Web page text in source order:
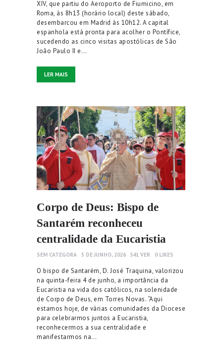
XIV, que partiu do Aeroporto de Fiumicino, em
Roma, às 8h13 (horário local) deste sábado,
desembarcou em Madrid às 10h12. A capital
espanhola está pronta para acolher o Pontífice,
sucedendo as cinco visitas apostólicas de São
João Paulo II e…
LER MAIS
Corpo de Deus: Bispo de
Santarém reconheceu
centralidade da Eucaristia
SEM CATEGORA 5 DE JUNHO, 2026 341 VER 0 LIKES
O bispo de Santarém, D. José Traquina, valorizou
na quinta-feira 4 de junho, a importância da
Eucaristia na vida dos católicos, na solenidade
de Corpo de Deus, em Torres Novas. “Aqui
estamos hoje, de várias comunidades da Diocese
para celebrarmos juntos a Eucaristia,
reconhecermos a sua centralidade e
manifestarmos na…